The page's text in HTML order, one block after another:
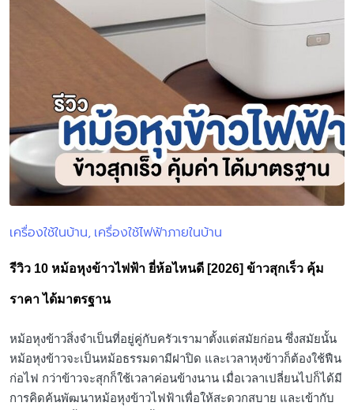
Posted
เครื่องใช้ในบ้าน เครื่องใช้ไฟฟ้าภายในบ้าน
รีวิว 10 หม้อหุงข้าวไฟฟ้า ยี่ห้อไหนดี [2026] ข้าวสุกเร็ว คุ้ม
ราคา ได้มาตรฐาน
หม้อหุงข้าวสิ่งจำเป็นที่อยู่คู่กับครัวเรามาตั้งแต่สมัยก่อน ซึ่งสมัยนั้น
หม้อหุงข้าวจะเป็นหม้อธรรมดามีฝาปิด และเวลาหุงข้าวก็ต้องใช้ฟืน
ก่อไฟ กว่าข้าวจะสุกก็ใช้เวลาค่อนข้างนาน เมื่อเวลาเปลี่ยนไปก็ได้มี
การคิดค้นพัฒนาหม้อหุงข้าวไฟฟ้าเพื่อให้สะดวกสบาย และเข้ากับ